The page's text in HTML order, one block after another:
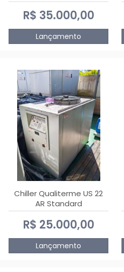
R$ 35.000,00
Lançamento
Chiller Qualiterme US 22
AR Standard
R$ 25.000,00
Lançamento